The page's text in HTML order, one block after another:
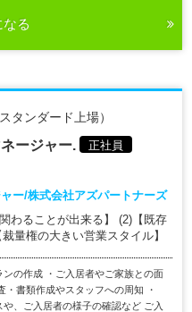
る
タンダード上場）
ージャー. 正社員
ー/株式会社アズパートナーズ
わることが出来る】 (2)【既存
量権の大きい営業スタイル】
ンの作成 ・ご入居者やご家族との面
・書類作成やスタッフへの周知 ・
、ご入居者の様子の確認など ご入